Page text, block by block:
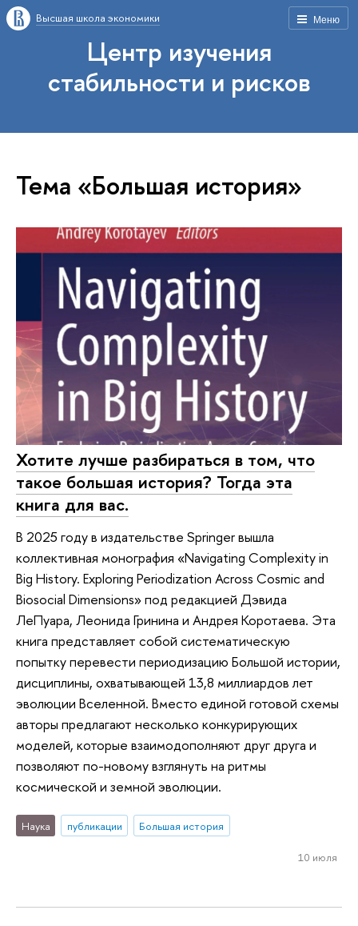
Меню
Высшая школа экономики
Центр изучения
стабильности и рисков
Тема «Большая история»
Хотите лучше разбираться в том, что
такое большая история? Тогда эта
книга для вас.
В 2025 году в издательстве Springer вышла
коллективная монография «Navigating Complexity in
Big History. Exploring Periodization Across Cosmic and
Biosocial Dimensions» под редакцией Дэвида
ЛеПуара, Леонида Гринина и Андрея Коротаева. Эта
книга представляет собой систематическую
попытку перевести периодизацию Большой истории,
дисциплины, охватывающей 13,8 миллиардов лет
эволюции Вселенной. Вместо единой готовой схемы
авторы предлагают несколько конкурирующих
моделей, которые взаимодополняют друг друга и
позволяют по-новому взглянуть на ритмы
космической и земной эволюции.
Наука публикации Большая история
10 июля